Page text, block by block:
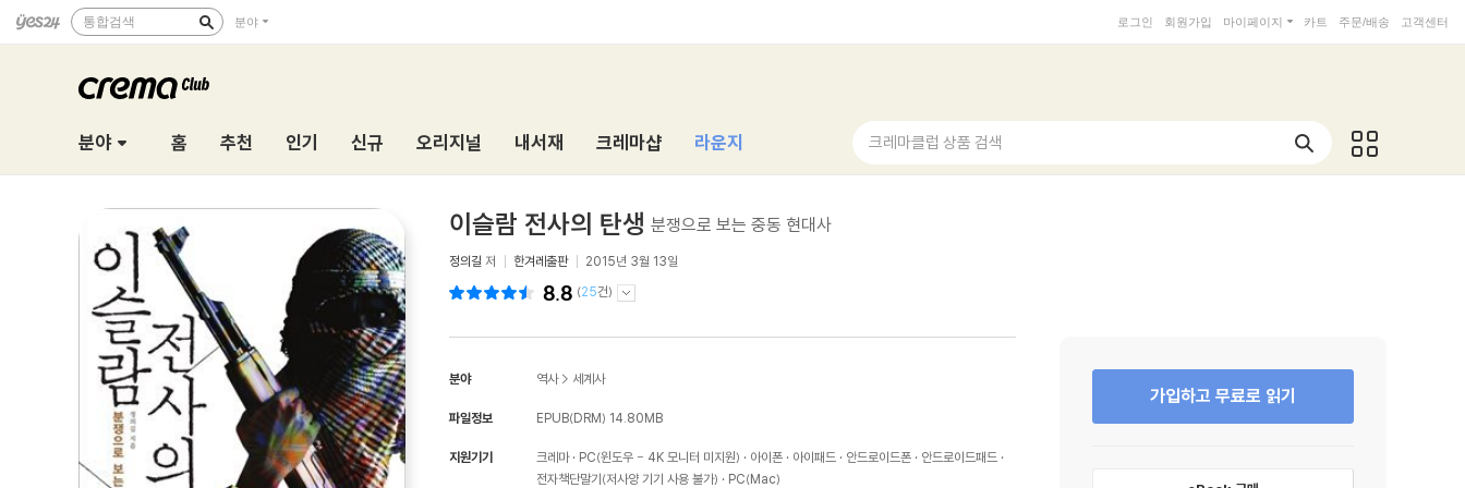
통합검색 분야 로그인 회원가입 마이페이지 카트 주문/배송 고객센터
분야 홈 추천 인기 신규 오리지널 내서재 크레마샵 라운지 크레마클럽 상품 검색
이슬람 전사의 탄생 분쟁으로 보는 중동 현대사
정의길 저 한겨레출판 2015년 3월 13일
8.8 (25건)
분야 역사> 세계사
파일정보 EPUB(DRM) 14.80MB
지원기기 크레마 PC(윈도우 - 4K 모니터 미지원) 아이폰 아이패드 안드로이드폰
안드로이드패드
전자책단말기(저사양 기기 사용 불가)
PC(Mac)
가입하고 무료로 읽기